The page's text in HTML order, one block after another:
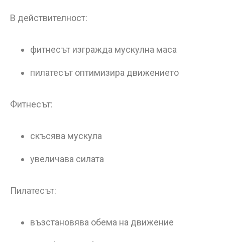
В действителност:
фитнесът изгражда мускулна маса
пилатесът оптимизира движението
Фитнесът:
скъсява мускула
увеличава силата
Пилатесът:
възстановява обема на движение